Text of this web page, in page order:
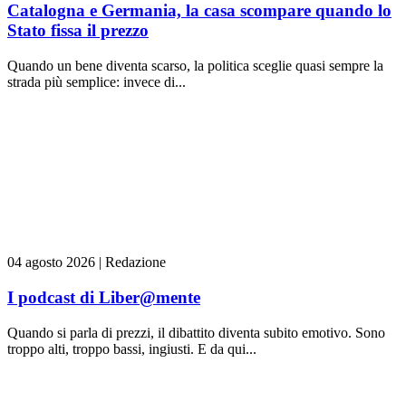
Catalogna e Germania, la casa scompare quando lo
Stato fissa il prezzo
Quando un bene diventa scarso, la politica sceglie quasi sempre la
strada più semplice: invece di...
04 agosto 2026 | Redazione
I podcast di Liber@mente
Quando si parla di prezzi, il dibattito diventa subito emotivo. Sono
troppo alti, troppo bassi, ingiusti. E da qui...